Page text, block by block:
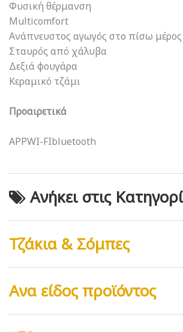
Φυσική θέρμανση
Μulticomfort
Ανάπνευστος αγωγός στο πίσω μέρος
Σταυρός από χάλυβα
Δεξιά φουγάρα
Κεραμικό τζάμι
Προαιρετικά
APPWI-FIbluetooth
Ανήκει στις
Τζάκια & Σόμπες
Ανα είδος προϊόντος